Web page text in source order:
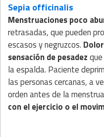
Sepia officinalis
Menstruaciones poco
retrasadas, que pueden
escasos y negruzcos.
sensación de pesadez
la espalda. Paciente
las personas cercanas, a
orden antes de la
con el ejercicio o el